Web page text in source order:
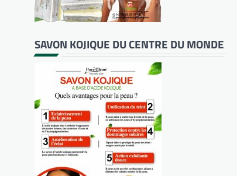
SAVON KOJIQUE DU CENTRE DU MONDE